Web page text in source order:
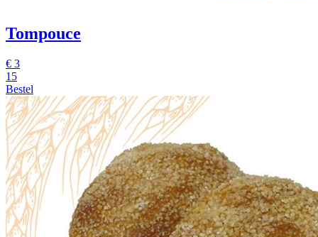
Tompouce
€ 3
15
Bestel